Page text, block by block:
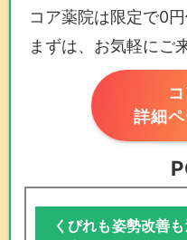
コア薬院は限定で0
まずは、お気軽にご
詳細
くびれも姿勢改善